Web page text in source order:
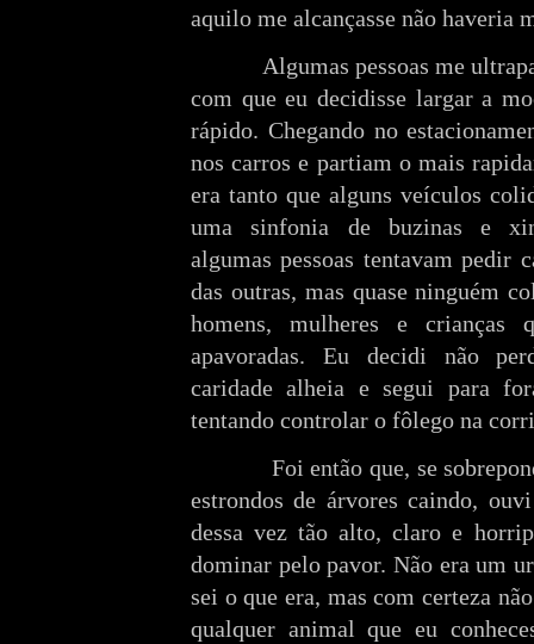
aquilo me alcançasse não haveria
Algumas pessoas me
com que eu decidisse largar a
rápido. Chegando no
nos carros e partiam o mais
era tanto que alguns veículos
uma sinfonia de buzinas e
algumas pessoas tentavam pedir
das outras, mas quase ninguém
homens, mulheres e crianças
apavoradas. Eu decidi não
caridade alheia e segui para
tentando controlar o fôlego na
Foi então que, se
estrondos de árvores caindo,
dessa vez tão alto, claro e
dominar pelo pavor. Não era um
sei o que era, mas com certeza
qualquer animal que eu